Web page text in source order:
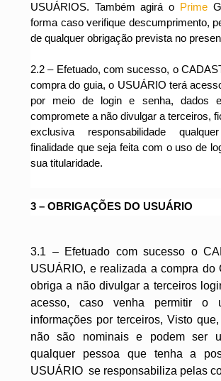
USUÁRIOS. Também agirá o Prime
forma caso verifique descumprimento,
de qualquer obrigação prevista no
2.2 – Efetuado, com sucesso, o
compra do guia, o USUÁRIO terá
por meio de login e senha, dados
compromete a não divulgar a terceiros,
exclusiva responsabilidade
finalidade que seja feita com o uso de
sua titularidade.
3 – OBRIGAÇÕES DO USUÁRIO
3.1 – Efetuado com sucesso o
USUÁRIO, e realizada a compra do
obriga a não divulgar a terceiros
acesso, caso venha permitir o
informações por terceiros, Visto
não são nominais e podem ser
qualquer pessoa que tenha a
USUÁRIO se responsabiliza pelas